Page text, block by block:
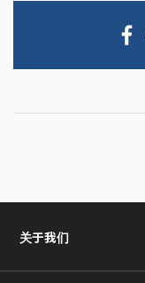
关于我们